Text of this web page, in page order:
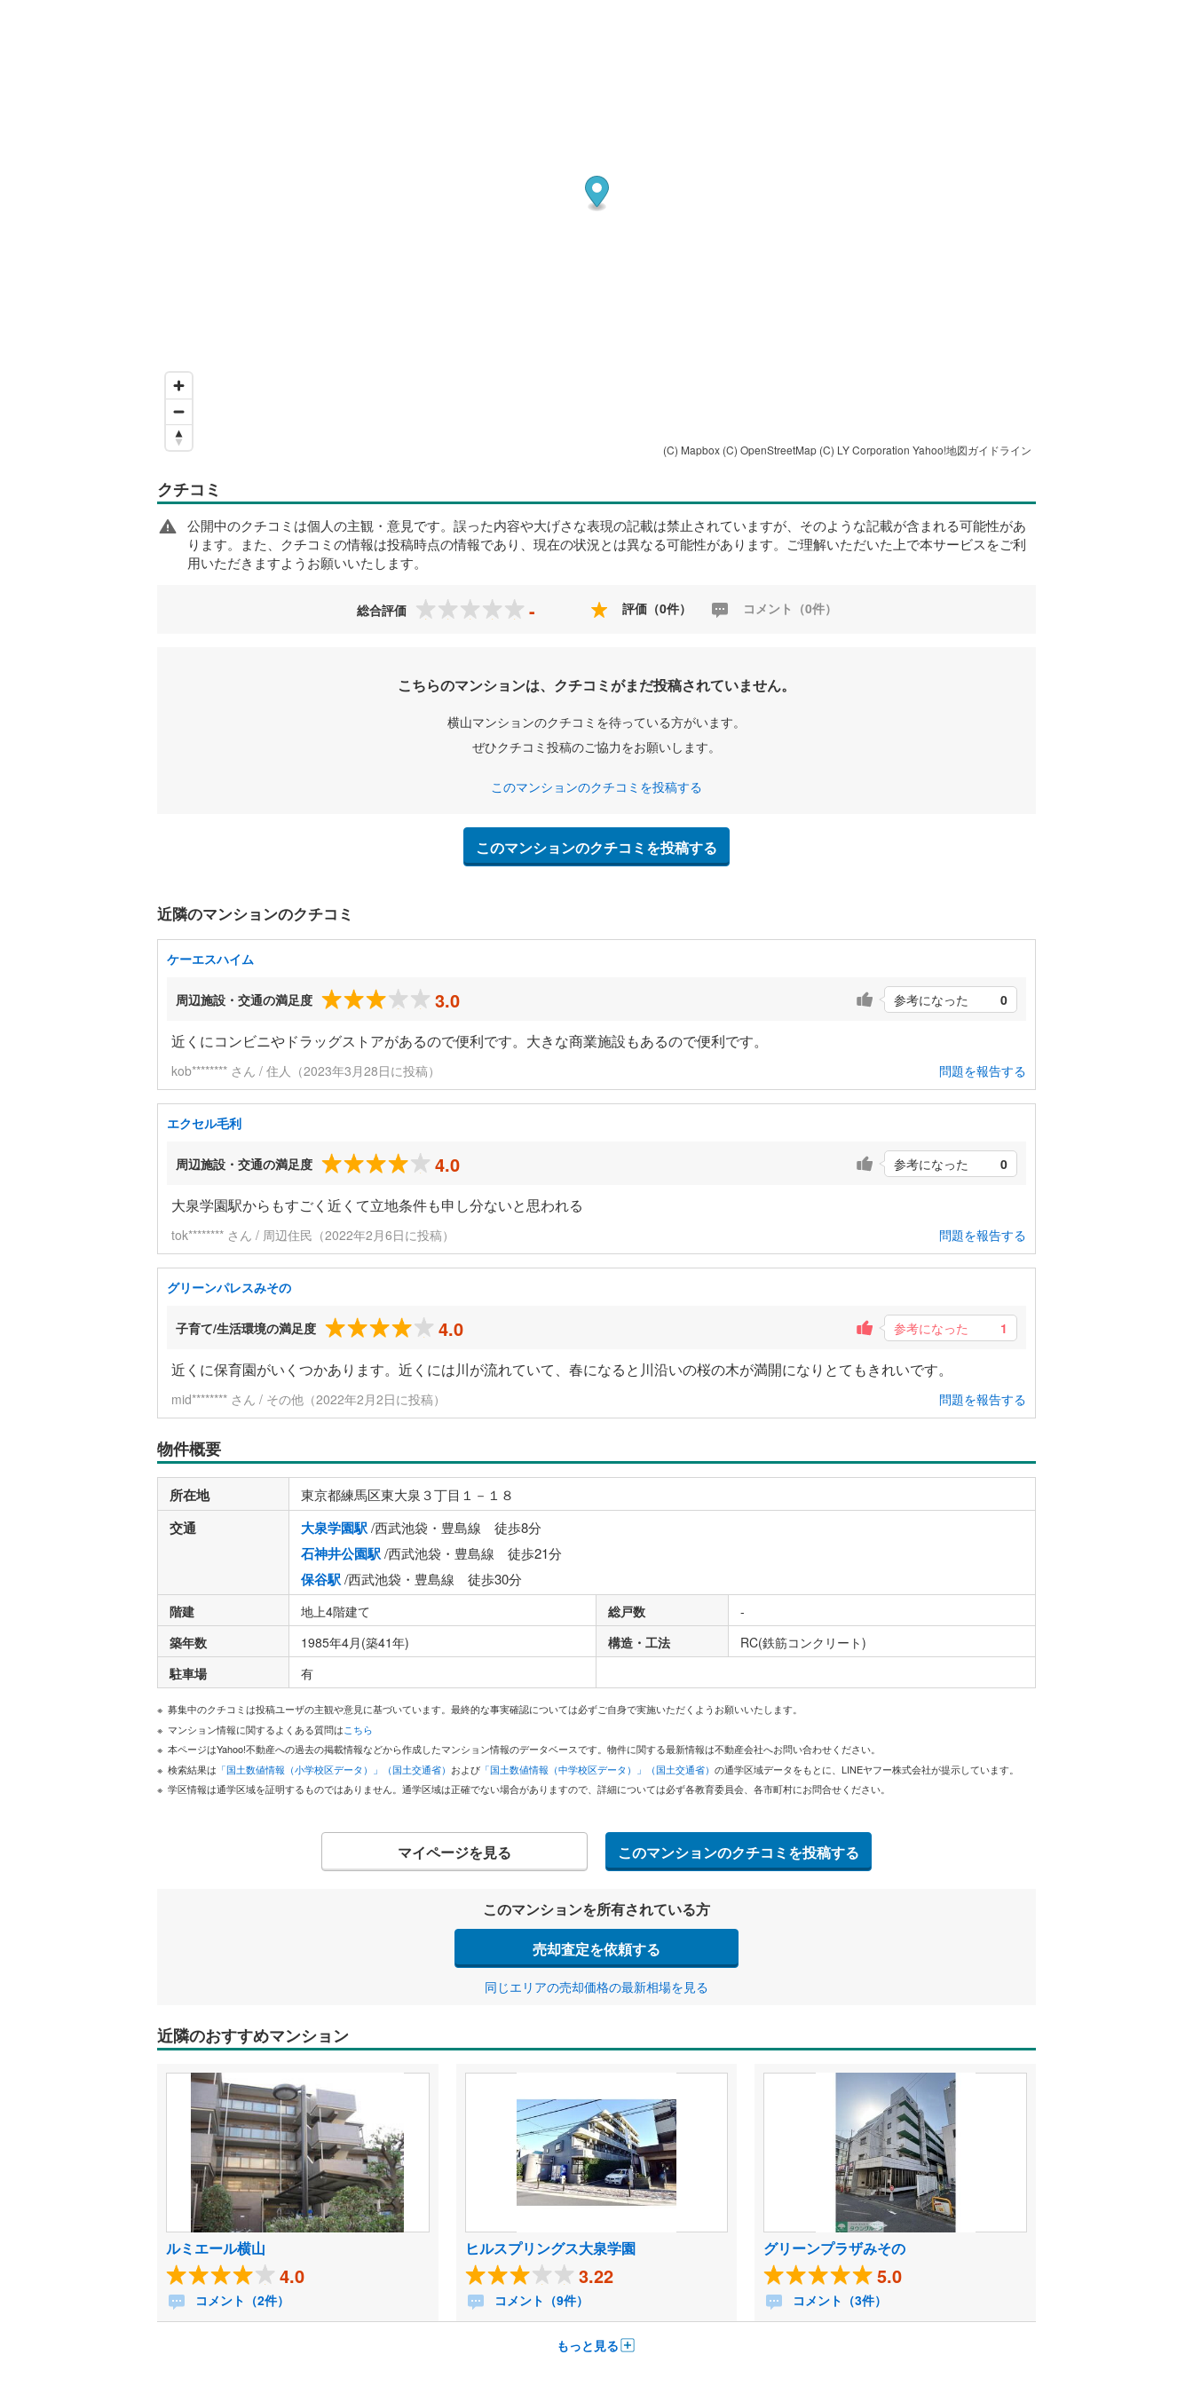
(C) Mapbox (C) OpenStreetMap (C) LY Corporation Yahoo!地図ガイドライン
クチコミ
公開中のクチコミは個人の主観・意見です。誤った内容や大げさな表現の記載は禁止されていますが、そのような記載が含まれる可能性があ
ります。また、クチコミの情報は投稿時点の情報であり、現在の状況とは異なる可能性があります。ご理解いただいた上で本サービスをご利
用いただきますようお願いいたします。
総合評価 - 評価（0件） コメント（0件）
こちらのマンションは、クチコミがまだ投稿されていません。
横山マンションのクチコミを待っている方がいます。
ぜひクチコミ投稿のご協力をお願いします。
このマンションのクチコミを投稿する
このマンションのクチコミを投稿する
近隣のマンションのクチコミ
ケーエスハイム
周辺施設・交通の満足度 3.0 参考になった 0
近くにコンビニやドラッグストアがあるので便利です。大きな商業施設もあるので便利です。
kob******** さん / 住人（2023年3月28日に投稿） 問題を報告する
エクセル毛利
周辺施設・交通の満足度 4.0 参考になった 0
大泉学園駅からもすごく近くて立地条件も申し分ないと思われる
tok******** さん / 周辺住民（2022年2月6日に投稿） 問題を報告する
グリーンパレスみその
子育て/生活環境の満足度 4.0 参考になった 1
近くに保育園がいくつかあります。近くには川が流れていて、春になると川沿いの桜の木が満開になりとてもきれいです。
mid******** さん / その他（2022年2月2日に投稿） 問題を報告する
物件概要
所在地 東京都練馬区東大泉３丁目１－１８
交通 大泉学園駅/西武池袋・豊島線 徒歩8分
石神井公園駅/西武池袋・豊島線 徒歩21分
保谷駅/西武池袋・豊島線 徒歩30分
階建 地上4階建て 総戸数
-
築年数
1985年4月(築41年) 構造・工法
RC(鉄筋コンクリート)
駐車場
有
募集中のクチコミは投稿ユーザの主観や意見に基づいています。最終的な事実確認については必ずご自身で実施いただくようお願いいたします。
マンション情報に関するよくある質問はこちら
本ページはYahoo!不動産への過去の掲載情報などから作成したマンション情報のデータベースです。物件に関する最新情報は不動産会社へお問い合わせください。
検索結果は 「国土数値情報（小学校区データ）」（国土交通省） および 「国土数値情報（中学校区データ）」（国土交通省） の通学区域データをもとに、LINEヤフー株式会社が提示しています。
学区情報は通学区域を証明するものではありません。通学区域は正確でない場合がありますので、詳細については必ず各教育委員会、各市町村にお問合せください。
マイページを見る このマンションのクチコミを投稿する
このマンションを所有されている方
売却査定を依頼する
同じエリアの売却価格の最新相場を見る
近隣のおすすめマンション
ルミエール横山
4.0
コメント（2件）
ヒルスプリングス大泉学園
3.22
コメント（9件）
グリーンプラザみその
5.0
コメント（3件）
もっと見る